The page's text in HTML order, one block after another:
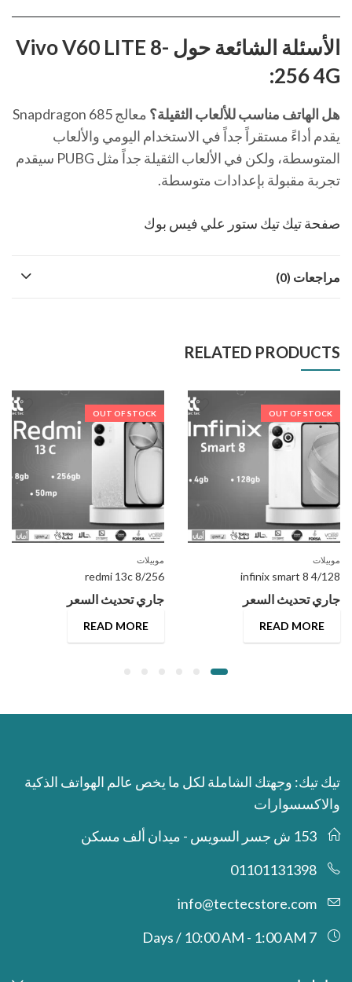
الأسئلة الشائعة حول Vivo V60 LITE 8-
256 4G:
هل الهاتف مناسب للألعاب الثقيلة؟
معالج Snapdragon 685
يقدم أداءً مستقراً جداً في الاستخدام اليومي والألعاب
المتوسطة، ولكن في الألعاب الثقيلة جداً مثل PUBG سيقدم
تجربة مقبولة بإعدادات متوسطة.
صفحة تيك تيك ستور علي فيس بوك
مراجعات (0)
RELATED PRODUCTS
OUT OF STOCK
موبيلات
infinix smart 8 4/128
جاري تحديث السعر
READ MORE
OUT OF STOCK
موبيلات
redmi 13c 8/256
جاري تحديث السعر
READ MORE
تيك تيك: وجهتك الشاملة لكل ما يخص عالم الهواتف الذكية
والاكسسوارات
153 ش جسر السويس - ميدان ألف مسكن
01101131398
info@tectecstore.com
7 Days / 10:00 AM - 1:00 AM